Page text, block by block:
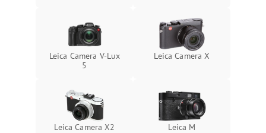
Leica Camera V-Lux
5
Leica Camera X
Leica Camera X2 Leica M